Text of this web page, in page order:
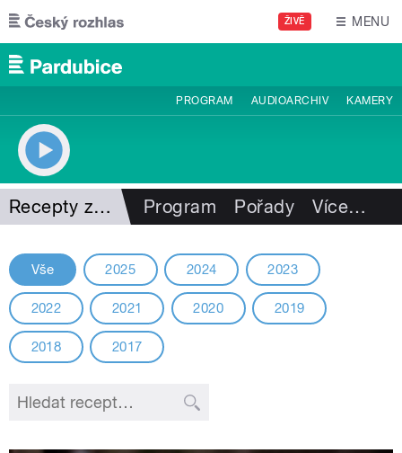
Přejít k hlavnímu obsahu
ŽIVĚ MENU
PROGRAM AUDIOARCHIV KAMERY
Recepty z minulých ročníků Program Pořady Více…
Vše 2025 2024 2023
2022 2021 2020 2019
2018 2017